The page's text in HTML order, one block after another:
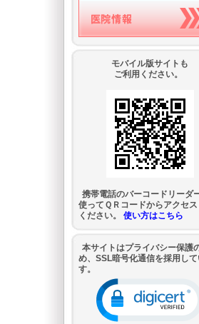
モバイル版サイトも
ご利用ください。
携帯電話のバーコードリーダ
使ってＱＲコードからアクセス
ください。 使い方はこちら
本サイトはプライバシー保護
め、SSL暗号化通信を採用して
す。